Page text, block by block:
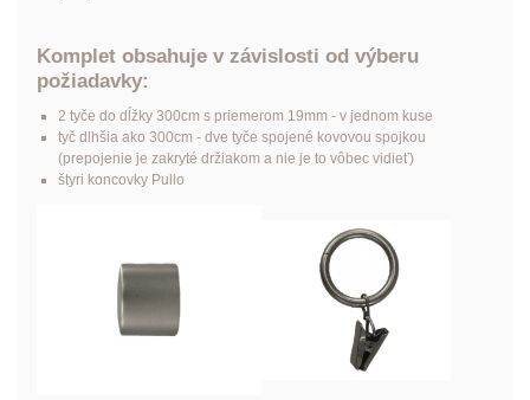
Komplet obsahuje v závislosti od výberu
požiadavky:
2 tyče do dĺžky 300cm s priemerom 19mm - v jednom kuse
tyč dlhšia ako 300cm - dve tyče spojené kovovou spojkou
(prepojenie je zakryté držiakom a nie je to vôbec vidieť)
štyri koncovky Pullo